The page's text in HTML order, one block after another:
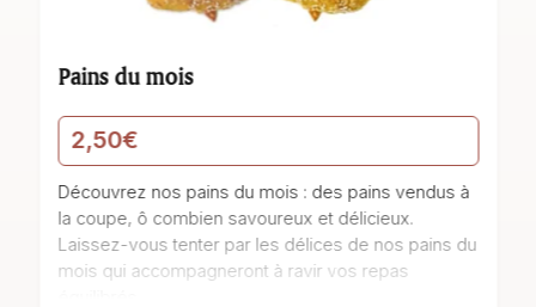
Pains du mois
2,50€
Découvrez nos pains du mois : des pains vendus à
la coupe, ô combien savoureux et délicieux.
Laissez-vous tenter par les délices de nos pains du
mois qui accompagneront à ravir vos repas